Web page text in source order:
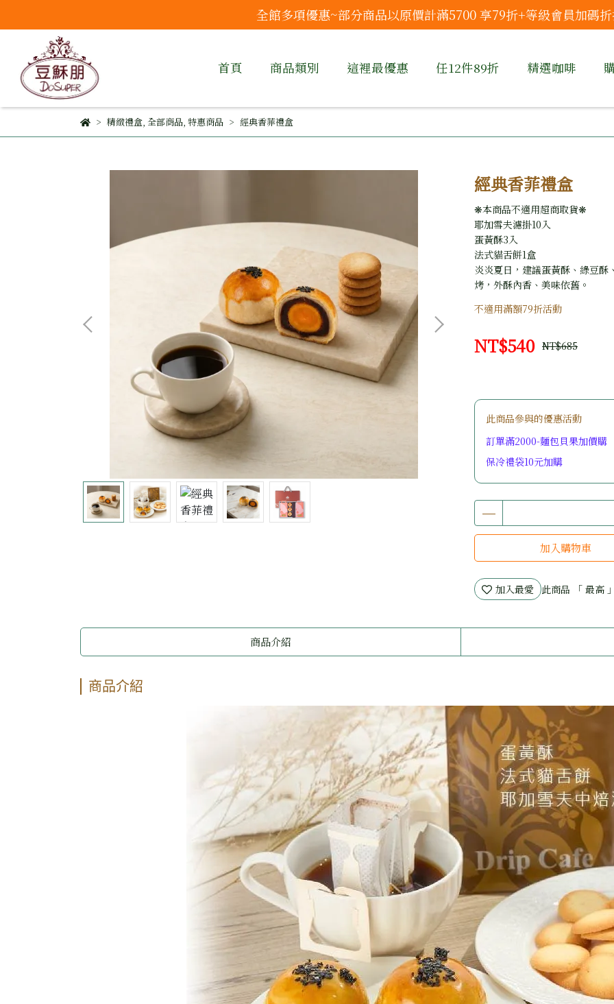
全館多項優惠~部分商品以原價計滿5700 享79折+等級會員加碼
首頁 商品類別 這裡最優惠 任12件89折 精選咖啡
精緻禮盒, 全部商品, 特惠商品 經典香菲禮盒
經典香菲禮盒
❋本商品不適用超商取貨❋
耶加雪夫濾掛10入
蛋黃酥3入
法式貓舌餅1盒
炎炎夏日，建議蛋黃酥、綠豆
烤，外酥內香、美味依舊。
不適用滿額79折活動
NT$540 NT$685
此商品參與的優惠活動
訂單滿2000-麵包貝果加價購
保冷禮袋10元加購
加入購物車
加入最愛 此商品 「 最高
商品介紹
商品介紹